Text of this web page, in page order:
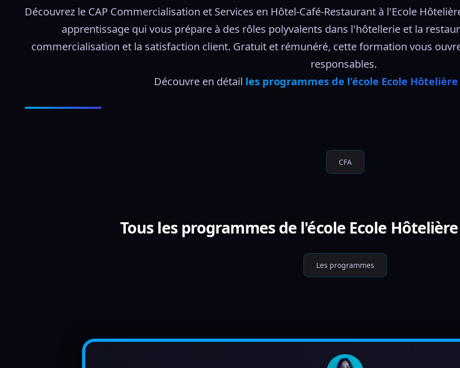
Découvrez le CAP Commercialisation et Services en Hôtel-Café-Restaurant à l'Ecole
apprentissage qui vous prépare à des rôles polyvalents dans l'hôtellerie et la
commercialisation et la satisfaction client. Gratuit et rémunéré, cette formation vous
responsables.
Découvre en détail les programmes de l'école Ecole
CFA
Tous les programmes de l'école Ecole
Les programmes